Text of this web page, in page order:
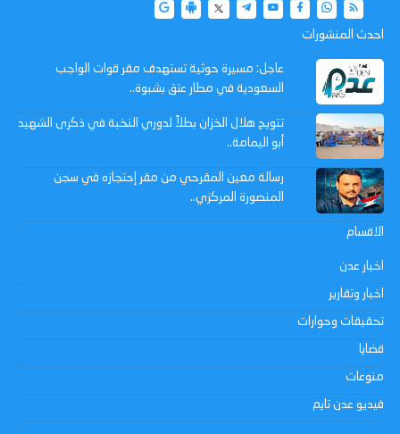
احدث المنشورات
عاجل: مسيرة حوثية تستهدف مقر قوات الواجب
السعودية في مطار عتق بشبوة..
تتويج هلال الخزان بطلاً لدوري النخبة في ذكرى الشهيد
أبو اليمامة..
رسالة معين المقرحي من مقر إحتجازه في سجن
المنصورة المركزي..
الاقسام
اخبار عدن
اخبار وتقارير
تحقيقات وحوارات
قضايا
منوعات
فيديو عدن تايم